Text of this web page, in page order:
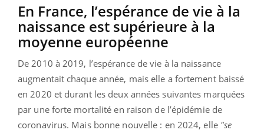
En France, l’espérance de vie à la
naissance est supérieure à la
moyenne européenne
De 2010 à 2019, l’espérance de vie à la naissance
augmentait chaque année, mais elle a fortement baissé
en 2020 et durant les deux années suivantes marquées
par une forte mortalité en raison de l’épidémie de
coronavirus. Mais bonne nouvelle : en 2024, elle "se